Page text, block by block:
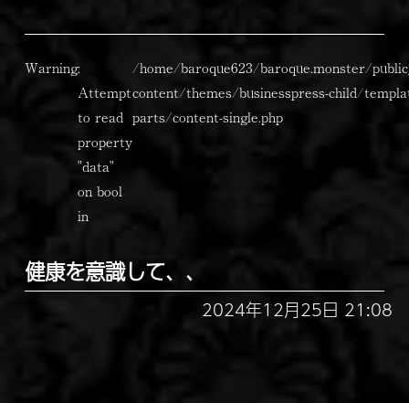
Warning:
Attempt
to read
property
"data"
on bool
in
/home/baroque623/baroque.monster/
content/themes/businesspress-child/
parts/content-single.php
健康を意識して、、
2024年12月25日 21:08